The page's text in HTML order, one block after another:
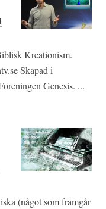
Kreationism.
Skapad i
Genesis. ...
(något som framgår